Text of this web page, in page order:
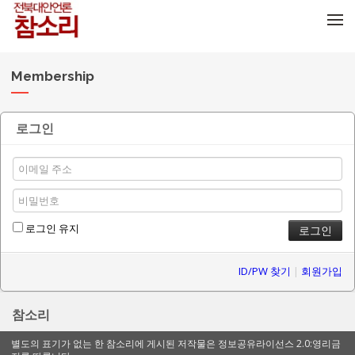
Membership
로그인
로그인 유지
ID/PW 찾기 | 회원가입
참소리
별도의 표기가 없는 한 참소리에 게시된 저작물은 정보공유라이선스 2.0:영리금